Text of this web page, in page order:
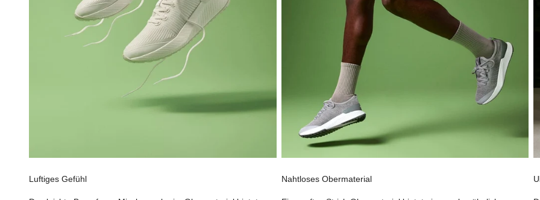
Luftiges Gefühl Nahtloses Obermaterial